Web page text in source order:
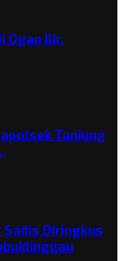
Ogan Ilir,
Tanjung
Diringkus